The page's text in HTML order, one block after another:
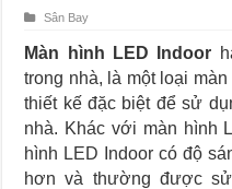
Sân Bay
Màn hình LED Indoor
trong nhà, là một loại
thiết kế đặc biệt để sử
nhà. Khác với màn hình
hình LED Indoor có độ
hơn và thường được